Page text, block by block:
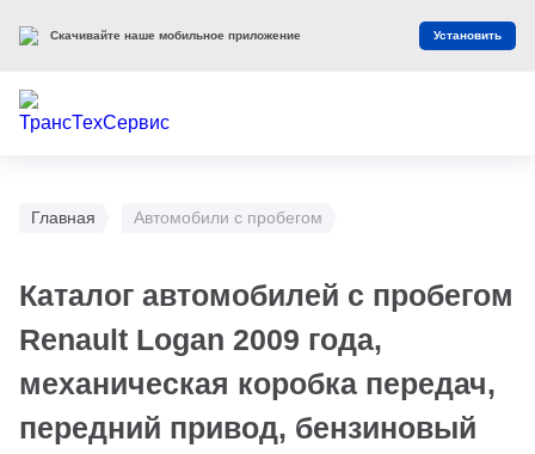
Главная Автомобили с пробегом
Каталог автомобилей с пробегом
Renault Logan 2009 года,
механическая коробка передач,
передний привод, бензиновый
Скачивайте наше мобильное приложение Установить